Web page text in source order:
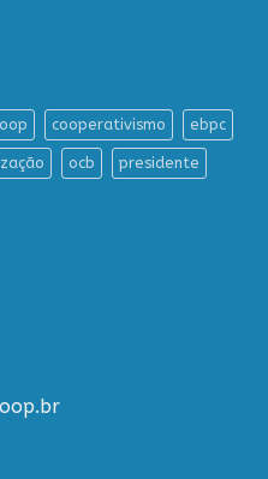
cooperativismo ebpc
ocb presidente